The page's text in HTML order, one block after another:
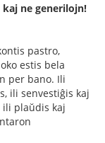
ne generilojn!
pastro,
estis bela
per bano. Ili
ili senvestiĝis kaj
ili plaŭdis kaj